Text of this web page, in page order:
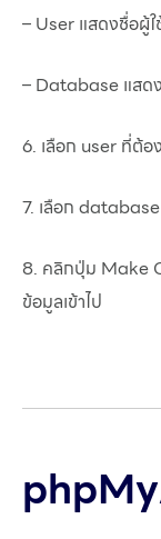
– User แสดงชื่อผู้ใ
– Database แสด
6. เลือก user ที่ต้อ
7. เลือก
8. คลิกปุ่ม Make
ข้อมูลเข้าไป